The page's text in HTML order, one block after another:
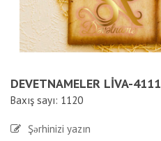
DEVETNAMELER LIVA-4111
Baxış sayı: 1120
Şərhinizi yazın